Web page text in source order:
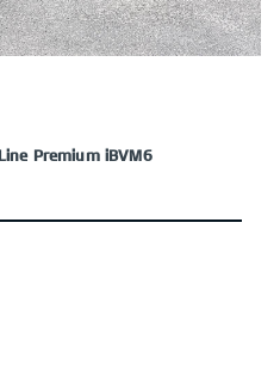
Premium iBVM6